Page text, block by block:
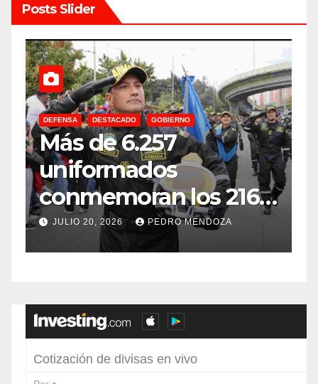
Posts Slider
DEFENSA DESTACADO GOBIERNO
Más de 6.257
uniformados
conmemoran los 216
años de
Independencia en el
JULIO 20, 2026 PEDRO MENDOZA